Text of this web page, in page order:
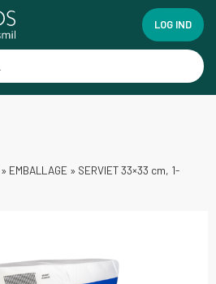
LOG IND
» EMBALLAGE » SERVIET 33×33 cm, 1-